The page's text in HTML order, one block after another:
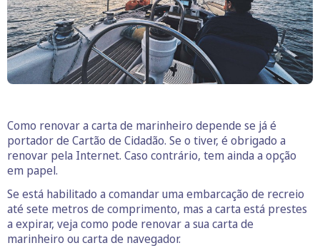
Como renovar a carta de marinheiro depende se já é
portador de Cartão de Cidadão. Se o tiver, é obrigado a
renovar pela Internet. Caso contrário, tem ainda a opção
em papel.
Se está habilitado a comandar uma embarcação de recreio
até sete metros de comprimento, mas a carta está prestes
a expirar, veja como pode renovar a sua carta de
marinheiro ou carta de navegador.